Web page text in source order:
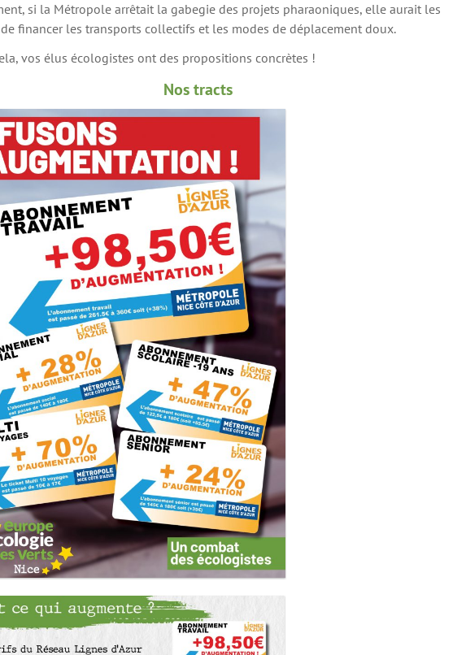
si la Métropole arrêtait la gabegie des projets pharaoniques, elle aurait les
financer les transports collectifs et les modes de déplacement doux.
vos élus écologistes ont des propositions concrètes !
Nos tracts